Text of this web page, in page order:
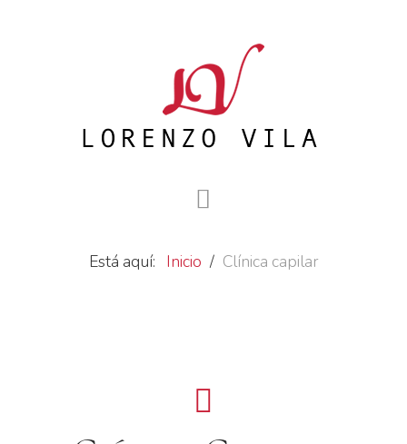
Está aquí: Inicio Clínica capilar